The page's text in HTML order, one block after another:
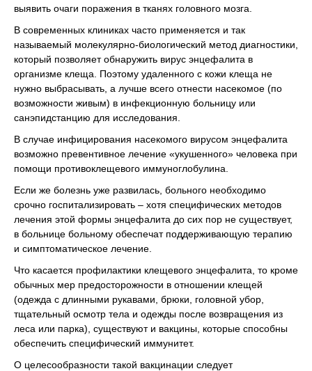
выявить очаги поражения в тканях головного мозга.
В современных клиниках часто применяется и так
называемый молекулярно-биологический метод диагностики,
который позволяет обнаружить вирус энцефалита в
организме клеща. Поэтому удаленного с кожи клеща не
нужно выбрасывать, а лучше всего отнести насекомое (по
возможности живым) в инфекционную больницу или
санэпидстанцию для исследования.
В случае инфицирования насекомого вирусом энцефалита
возможно превентивное лечение «укушенного» человека при
помощи противоклещевого иммуноглобулина.
Если же болезнь уже развилась, больного необходимо
срочно госпитализировать – хотя специфических методов
лечения этой формы энцефалита до сих пор не существует,
в больнице больному обеспечат поддерживающую терапию
и симптоматическое лечение.
Что касается профилактики клещевого энцефалита, то кроме
обычных мер предосторожности в отношении клещей
(одежда с длинными рукавами, брюки, головной убор,
тщательный осмотр тела и одежды после возвращения из
леса или парка), существуют и вакцины, которые способны
обеспечить специфический иммунитет.
О целесообразности такой вакцинации следует